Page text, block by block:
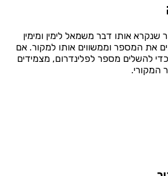
אותו דבר משמאל לימין ומימין
את המספר וממשווים אותו למקור. אם
להשלים מספר לפלינדרום, מצמידים